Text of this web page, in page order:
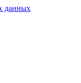
данных